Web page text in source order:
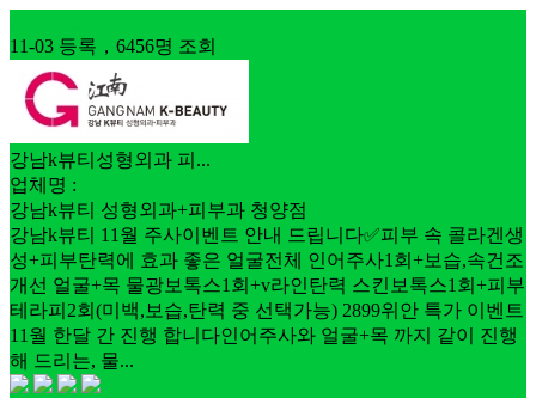
11-03 등록，6456명 조회
강남k뷰티성형외과 피...
업체명 :
강남k뷰티 성형외과+피부과 청양점
강남k뷰티 11월 주사이벤트 안내 드립니다✅피부 속 콜라겐생
성+피부탄력에 효과 좋은 얼굴전체 인어주사1회+보습,속건조
개선 얼굴+목 물광보톡스1회+v라인탄력 스킨보톡스1회+피부
테라피2회(미백,보습,탄력 중 선택가능) 2899위안 특가 이벤트
11월 한달 간 진행 합니다인어주사와 얼굴+목 까지 같이 진행
해 드리는, 물...